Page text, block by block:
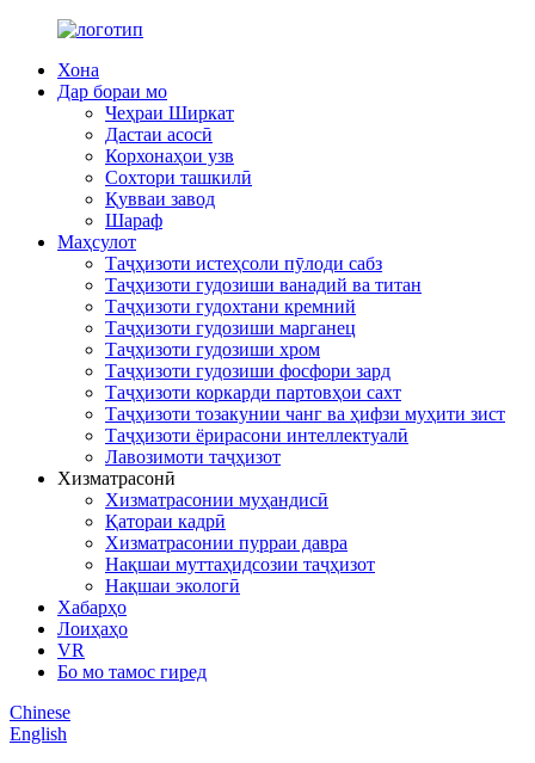
Хона
Дар бораи мо
Чеҳраи Ширкат
Дастаи асосӣ
Корхонаҳои узв
Сохтори ташкилӣ
Қувваи завод
Шараф
Маҳсулот
Таҷҳизоти истеҳсоли пӯлоди сабз
Таҷҳизоти гудозиши ванадий ва титан
Таҷҳизоти гудохтани кремний
Таҷҳизоти гудозиши марганец
Таҷҳизоти гудозиши хром
Таҷҳизоти гудозиши фосфори зард
Таҷҳизоти коркарди партовҳои сахт
Таҷҳизоти тозакунии чанг ва ҳифзи муҳити зист
Таҷҳизоти ёрирасони интеллектуалӣ
Лавозимоти таҷҳизот
Хизматрасонӣ
Хизматрасонии муҳандисӣ
Қатораи кадрӣ
Хизматрасонии пурраи давра
Нақшаи муттаҳидсозии таҷҳизот
Нақшаи экологӣ
Хабарҳо
Лоиҳаҳо
VR
Бо мо тамос гиред
Chinese
English